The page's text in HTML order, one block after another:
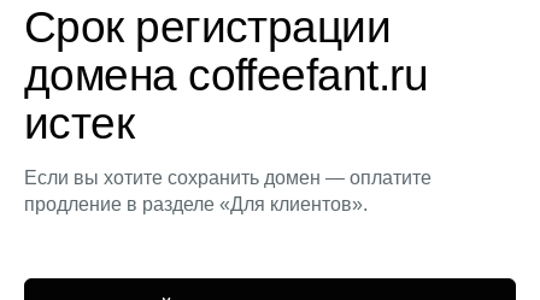
Срок регистрации
домена coffeefant.ru
истек
Если вы хотите сохранить домен — оплатите
продление в разделе «Для клиентов».